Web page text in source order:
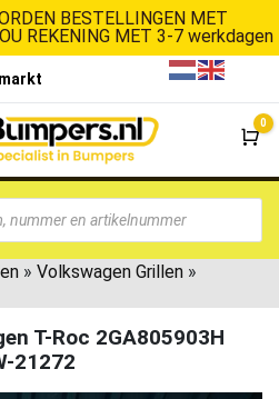
BESTELLINGEN MET
REKENING MET 3-7 werkdagen
0
» Volkswagen Grillen »
T-Roc 2GA805903H
21272